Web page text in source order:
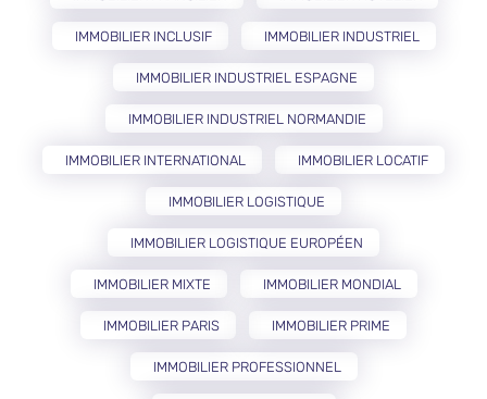
IMMOBILIER INCLUSIF IMMOBILIER INDUSTRIEL
IMMOBILIER INDUSTRIEL ESPAGNE
IMMOBILIER INDUSTRIEL NORMANDIE
IMMOBILIER INTERNATIONAL IMMOBILIER LOCATIF
IMMOBILIER LOGISTIQUE
IMMOBILIER LOGISTIQUE EUROPÉEN
IMMOBILIER MIXTE IMMOBILIER MONDIAL
IMMOBILIER PARIS IMMOBILIER PRIME
IMMOBILIER PROFESSIONNEL